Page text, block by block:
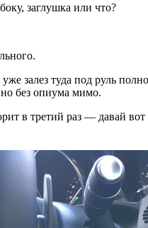
заглушка или что?
залез туда под руль
без опиума мимо.
в третий раз — давай вот